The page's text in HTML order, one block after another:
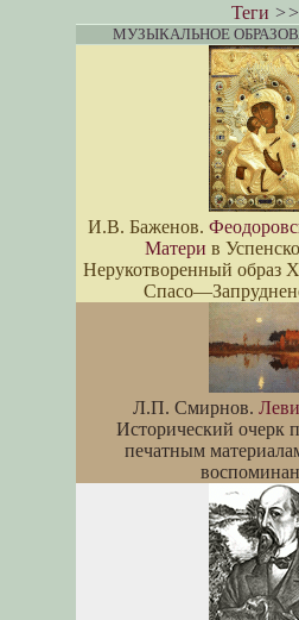
Теги >>
МУЗЫКАЛЬНОЕ
И.В. Баженов.
Матери в
Нерукотворенный образ
Л.П. Смирнов.
Исторический очерк
печатным